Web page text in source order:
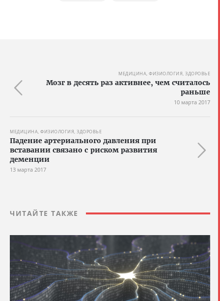
МЕДИЦИНА, ФИЗИОЛОГИЯ, ЗДОРОВЬЕ
Мозг в десять раз активнее, чем считалось
раньше
10 марта 2017
МЕДИЦИНА, ФИЗИОЛОГИЯ, ЗДОРОВЬЕ
Падение артериального давления при
вставании связано с риском развития
деменции
13 марта 2017
ЧИТАЙТЕ ТАКЖЕ